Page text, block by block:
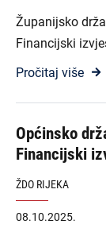
Županijsko
Financijski
Pročitaj više
Općinsko
Financijski
ŽDO RIJEKA
08.10.2025.